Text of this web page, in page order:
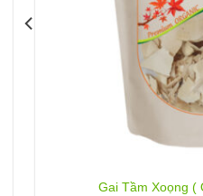
Gai Tầm Xoọng (